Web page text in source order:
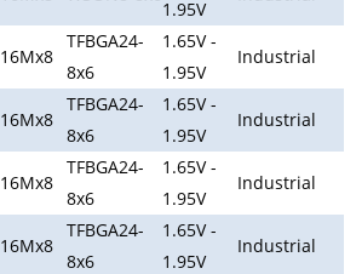
1.95V
16Mx8
TFBGA24-
8x6
1.65V -
1.95V
Industrial
16Mx8
TFBGA24-
8x6
1.65V -
1.95V
Industrial
16Mx8
TFBGA24-
8x6
1.65V -
1.95V
Industrial
16Mx8
TFBGA24-
8x6
1.65V -
1.95V
Industrial